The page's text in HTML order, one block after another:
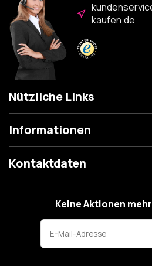
kaufen.de
Nützliche Links
Informationen
Kontaktdaten
Keine Aktionen